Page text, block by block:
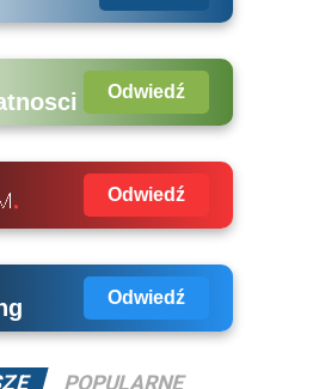
Odwiedź
Odwiedź
Odwiedź
POPULARNE